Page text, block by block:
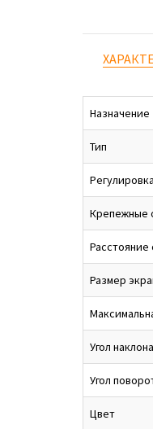
Назначение
Тип
Регулировка
Крепежные
Расстояние
Размер
Угол наклона
Угол
Цвет